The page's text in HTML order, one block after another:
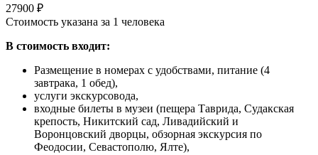
27900 ₽
Стоимость указана за 1 человека
В стоимость входит:
Размещение в номерах с удобствами, питание (4
завтрака, 1 обед),
услуги экскурсовода,
входные билеты в музеи (пещера Таврида, Судакская
крепость, Никитский сад, Ливадийский и
Воронцовский дворцы, обзорная экскурсия по
Феодосии, Севастополю, Ялте),